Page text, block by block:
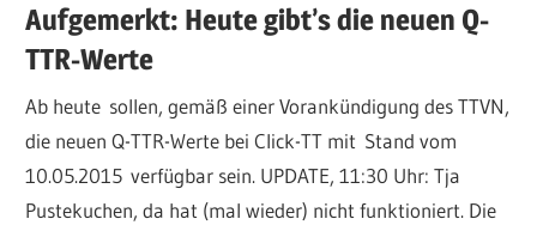
Aufgemerkt: Heute gibt’s die neuen Q-
TTR-Werte
Ab heute sollen, gemäß einer Vorankündigung des TTVN,
die neuen Q-TTR-Werte bei Click-TT mit Stand vom
10.05.2015 verfügbar sein. UPDATE, 11:30 Uhr: Tja
Pustekuchen, da hat (mal wieder) nicht funktioniert. Die